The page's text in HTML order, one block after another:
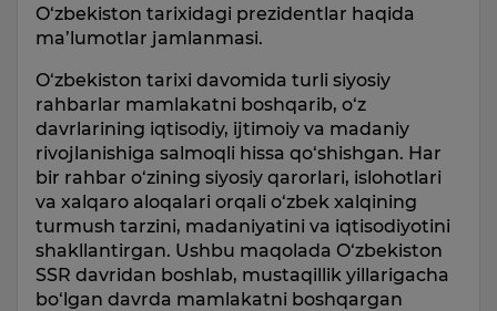
O‘zbekiston tarixidagi prezidentlar haqida
ma’lumotlar jamlanmasi.
O‘zbekiston tarixi davomida turli siyosiy
rahbarlar mamlakatni boshqarib, o‘z
davrlarining iqtisodiy, ijtimoiy va madaniy
rivojlanishiga salmoqli hissa qo‘shishgan. Har
bir rahbar o‘zining siyosiy qarorlari, islohotlari
va xalqaro aloqalari orqali o‘zbek xalqining
turmush tarzini, madaniyatini va iqtisodiyotini
shakllantirgan. Ushbu maqolada O‘zbekiston
SSR davridan boshlab, mustaqillik yillarigacha
bo‘lgan davrda mamlakatni boshqargan